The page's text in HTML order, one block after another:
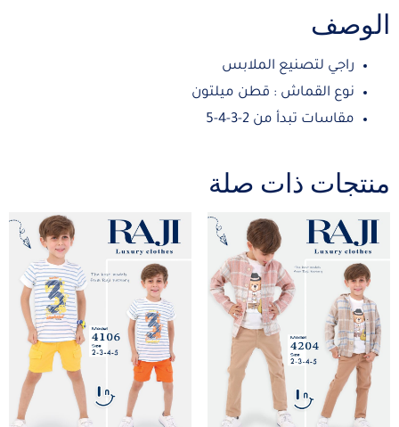
الوصف
راجي لتصنيع الملابس
نوع القماش : قطن ميلتون
مقاسات تبدأ من 2-3-4-5
منتجات ذات صلة